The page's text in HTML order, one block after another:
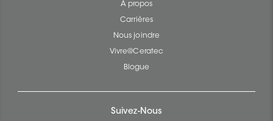
À propos
Carrières
Nous joindre
Vivre@Ceratec
Blogue
Suivez-Nous